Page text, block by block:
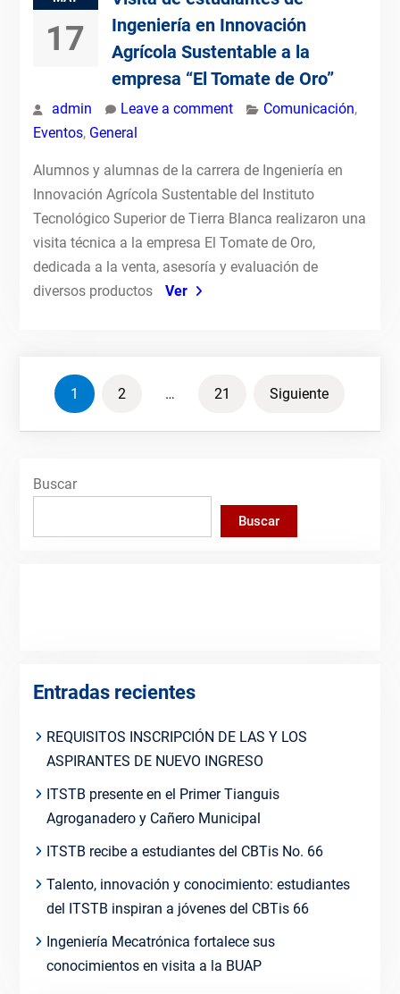
17
Ingeniería en Innovación
Agrícola Sustentable a la
empresa “El Tomate de Oro”
admin Leave a comment Comunicación,
Eventos, General
Alumnos y alumnas de la carrera de Ingeniería en
Innovación Agrícola Sustentable del Instituto
Tecnológico Superior de Tierra Blanca realizaron una
visita técnica a la empresa El Tomate de Oro,
dedicada a la venta, asesoría y evaluación de
diversos productos
Ver
Paginación
1 2 … 21 Siguiente
Buscar
Buscar
Entradas recientes
REQUISITOS INSCRIPCIÓN DE LAS Y LOS
ASPIRANTES DE NUEVO INGRESO
ITSTB presente en el Primer Tianguis
Agroganadero y Cañero Municipal
ITSTB recibe a estudiantes del CBTis No. 66
Talento, innovación y conocimiento: estudiantes
del ITSTB inspiran a jóvenes del CBTis 66
Ingeniería Mecatrónica fortalece sus
conocimientos en visita a la BUAP